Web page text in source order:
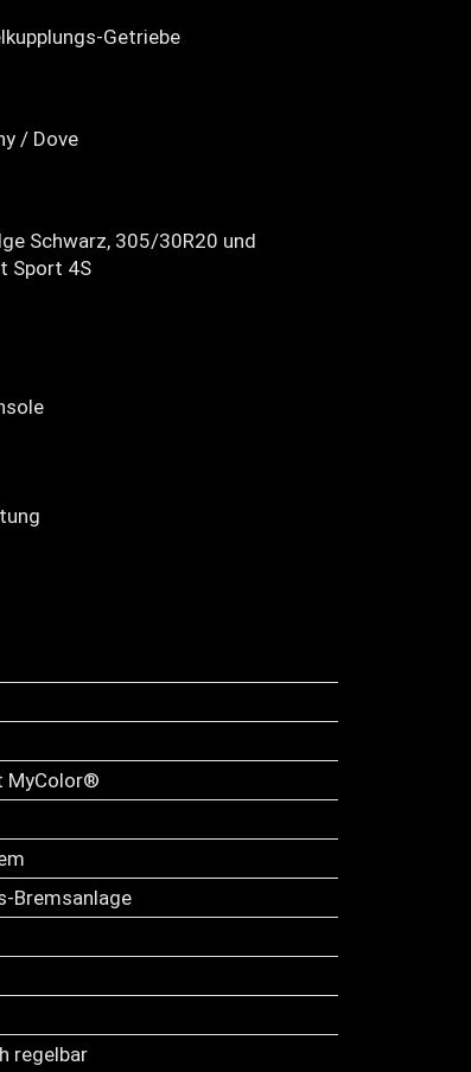
Getriebe
/ Dove
Schwarz, 305/30R20 und
Sport 4S
MyColor®
Bremsanlage
regelbar